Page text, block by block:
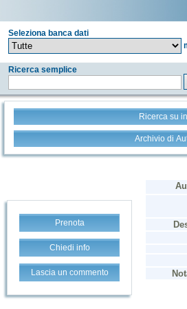
Seleziona banca dati
Ricerca semplice
Ricerca su
Archivio di
Prenota
Chiedi info
Lascia un commento